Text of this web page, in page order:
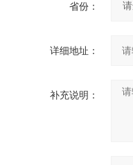
省份：
详细地址：
补充说明：